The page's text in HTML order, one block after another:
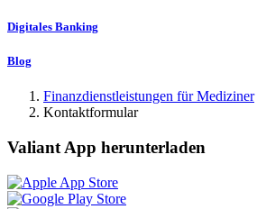
Digitales Banking
Blog
Finanzdienstleistungen für Mediziner
Kontaktformular
Valiant App herunterladen